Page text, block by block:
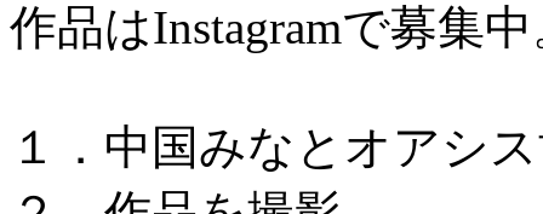
作品はInstagramで募集
１．中国みなとオアシ